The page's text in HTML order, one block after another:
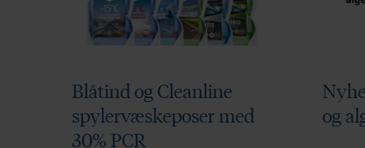
Blåtind og Cleanline
spylervæskeposer med
30% PCR
og